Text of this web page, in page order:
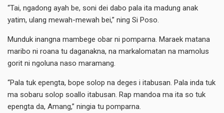
“Tai, ngadong ayah be, soni dei dabo pala ita madung anak
yatim, ulang mewah-mewah bei,” ning Si Poso.
Munduk inangna mambege obar ni pomparna. Maraek matana
maribo ni roana tu daganakna, na markalomatan na mamolus
gorit ni ngoluna naso maramang.
“Pala tuk epengta, bope solop na deges i itabusan. Pala inda tuk
ma sobaru solop soallo itabusan. Rap mandoa ma ita so tuk
epengta da, Amang,” ningia tu pomparna.